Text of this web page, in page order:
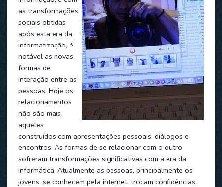
as transformações
sociais obtidas
após esta era da
informatização, é
notável as novas
formas de
interação entre as
pessoas. Hoje os
relacionamentos
não são mais
aqueles
construídos com apresentações pessoais, diálogos e
encontros. As formas de se relacionar com o outro
sofreram transformações significativas com a era da
informática. Atualmente as pessoas, principalmente os
jovens, se conhecem pela internet, trocam confidências,